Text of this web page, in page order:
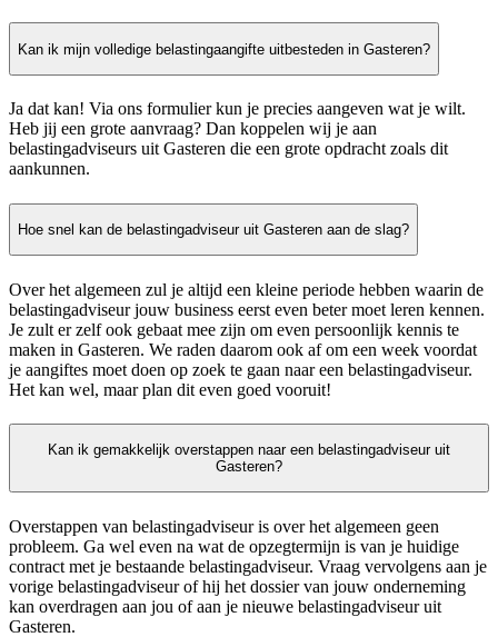
Kan ik mijn volledige belastingaangifte uitbesteden in Gasteren?
Ja dat kan! Via ons formulier kun je precies aangeven wat je wilt.
Heb jij een grote aanvraag? Dan koppelen wij je aan
belastingadviseurs uit Gasteren die een grote opdracht zoals dit
aankunnen.
Hoe snel kan de belastingadviseur uit Gasteren aan de slag?
Over het algemeen zul je altijd een kleine periode hebben waarin de
belastingadviseur jouw business eerst even beter moet leren kennen.
Je zult er zelf ook gebaat mee zijn om even persoonlijk kennis te
maken in Gasteren. We raden daarom ook af om een week voordat
je aangiftes moet doen op zoek te gaan naar een belastingadviseur.
Het kan wel, maar plan dit even goed vooruit!
Kan ik gemakkelijk overstappen naar een belastingadviseur uit
Gasteren?
Overstappen van belastingadviseur is over het algemeen geen
probleem. Ga wel even na wat de opzegtermijn is van je huidige
contract met je bestaande belastingadviseur. Vraag vervolgens aan je
vorige belastingadviseur of hij het dossier van jouw onderneming
kan overdragen aan jou of aan je nieuwe belastingadviseur uit
Gasteren.